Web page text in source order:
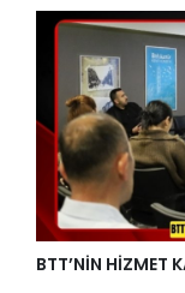
BTT’NİN HİZMET